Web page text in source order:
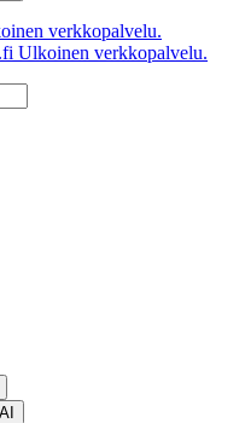
verkkopalvelu.
Ulkoinen verkkopalvelu.